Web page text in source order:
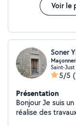
Voir le
Soner
Saint-
5/5
Présentation
Bonjour Je suis
réalise des